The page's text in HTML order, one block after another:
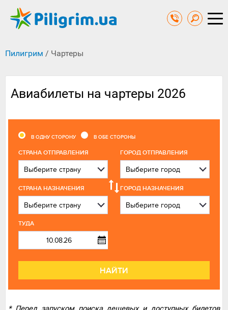
Пилигрим / Чартеры
Авиабилеты на чартеры 2026
В ОДНУ СТОРОНУ В ОБЕ СТОРОНЫ
CТРАНА ОТПРАВЛЕНИЯ ГОРОД ОТПРАВЛЕНИЯ
СТРАНА НАЗНАЧЕНИЯ ГОРОД НАЗНАЧЕНИЯ
ТУДА
НАЙТИ